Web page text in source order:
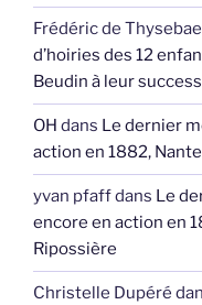
Frédéric de
d’hoiries des 12
Beudin à leur
OH dans Le dernier
action en 1882,
yvan pfaffdans Le
encore en action en
Ripossière
Christelle Dupéré